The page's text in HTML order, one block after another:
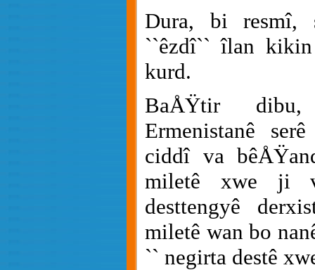
Dura, bi resmî,
``êzdî`` îlan
kurd.
BaÅŸtir
Ermenistanê
ciddî va
miletê xwe ji
desttengyê
miletê wan bo
`` negirta destê